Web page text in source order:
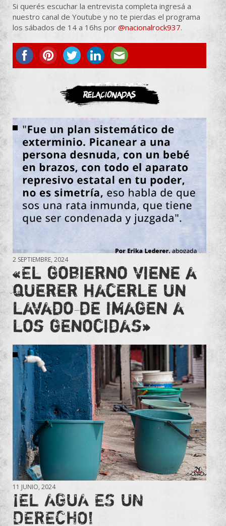
Si querés escuchar la entrevista completa ingresá a
nuestro canal de Youtube y no te pierdas el programa
los sábados de 14 a 16hs por @nacionalrock937.
ASOCIATE
Relacionadas
2 SEPTIEMBRE, 2024
«El gobierno viene a
querer hacerle un
lavado de imagen a
los genocidas»
11 JUNIO, 2024
¡EL AGUA ES UN
DERECHO!